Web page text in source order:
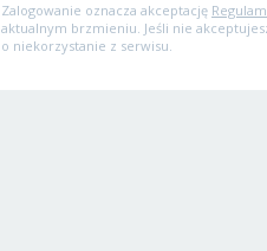
Zalogowanie oznacza akceptację
aktualnym brzmieniu. Jeśli nie
o niekorzystanie z serwisu.